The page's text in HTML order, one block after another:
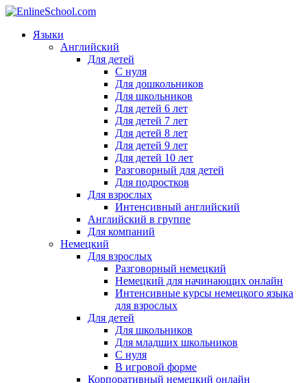
Языки
Английский
Для детей
С нуля
Для дошкольников
Для школьников
Для детей 6 лет
Для детей 7 лет
Для детей 8 лет
Для детей 9 лет
Для детей 10 лет
Разговорный для детей
Для подростков
Для взрослых
Интенсивный английский
Английский в группе
Для компаний
Немецкий
Для взрослых
Разговорный немецкий
Немецкий для начинающих онлайн
Интенсивные курсы немецкого языка
для взрослых
Для детей
Для школьников
Для младших школьников
С нуля
В игровой форме
Корпоративный немецкий онлайн